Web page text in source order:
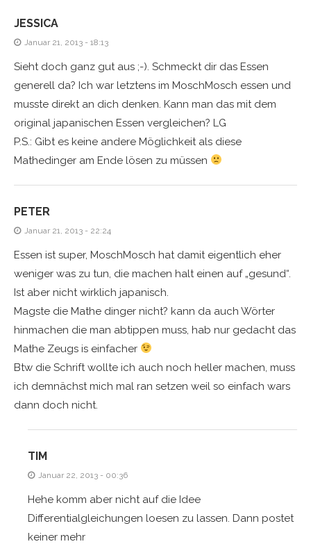
JESSICA
Januar 21, 2013 - 18:13
Sieht doch ganz gut aus ;-). Schmeckt dir das Essen
generell da? Ich war letztens im MoschMosch essen und
musste direkt an dich denken. Kann man das mit dem
original japanischen Essen vergleichen? LG
P.S.: Gibt es keine andere Möglichkeit als diese
Mathedinger am Ende lösen zu müssen
PETER
Januar 21, 2013 - 22:24
Essen ist super, MoschMosch hat damit eigentlich eher
weniger was zu tun, die machen halt einen auf „gesund“.
Ist aber nicht wirklich japanisch.
Magste die Mathe dinger nicht? kann da auch Wörter
hinmachen die man abtippen muss, hab nur gedacht das
Mathe Zeugs is einfacher
Btw die Schrift wollte ich auch noch heller machen, muss
ich demnächst mich mal ran setzen weil so einfach wars
dann doch nicht.
TIM
Januar 22, 2013 - 00:36
Hehe komm aber nicht auf die Idee
Differentialgleichungen loesen zu lassen. Dann postet
keiner mehr